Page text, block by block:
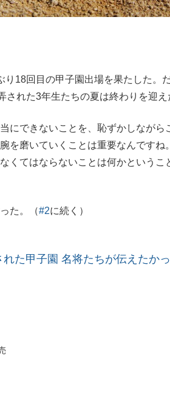
18回目の甲子園出場を果たした。
れた3年生たちの夏は終わりを迎え
にできないことを、恥ずかしながら
を磨いていくことは重要なんですね
くてはならないことは何かというこ
た。（#2に続く）
れた甲子園 名将たちが伝えたか